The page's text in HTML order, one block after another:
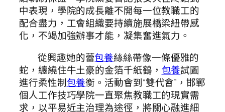
中表現，學院的成長離不開每一位教職工的
配合盡力，工會組織要持續施展橋梁紐帶感
化，不竭加強辦事才能，凝集奮進氣力。
從興趣她的蕾包養絲絲帶像一條優雅的
蛇，纏繞住牛土豪的金箔千紙鶴， 包養試圖
進行柔性制包養衡。活動會到“雙代會”，邯鄲
個人工作技巧學院一直聚焦教職工的現實需
求，以平易近主治理為途徑，將關心融進細